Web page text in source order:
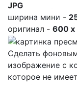
JPG
ширина мини -
оригинал - 600 x
Сделать
изображение с
которое не